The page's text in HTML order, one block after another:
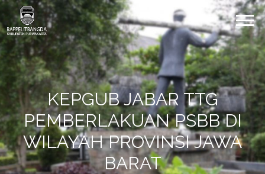
KEPGUB JABAR TTG
PEMBERLAKUAN PSBB DI
WILAYAH PROVINSI JAWA
BARAT